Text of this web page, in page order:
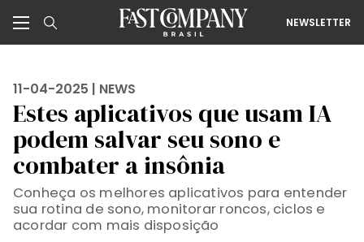
NEWSLETTER
11-04-2025 | NEWS
Estes aplicativos que usam IA
podem salvar seu sono e
combater a insônia
Conheça os melhores aplicativos para entender
sua rotina de sono, monitorar roncos, ciclos e
acordar com mais disposição